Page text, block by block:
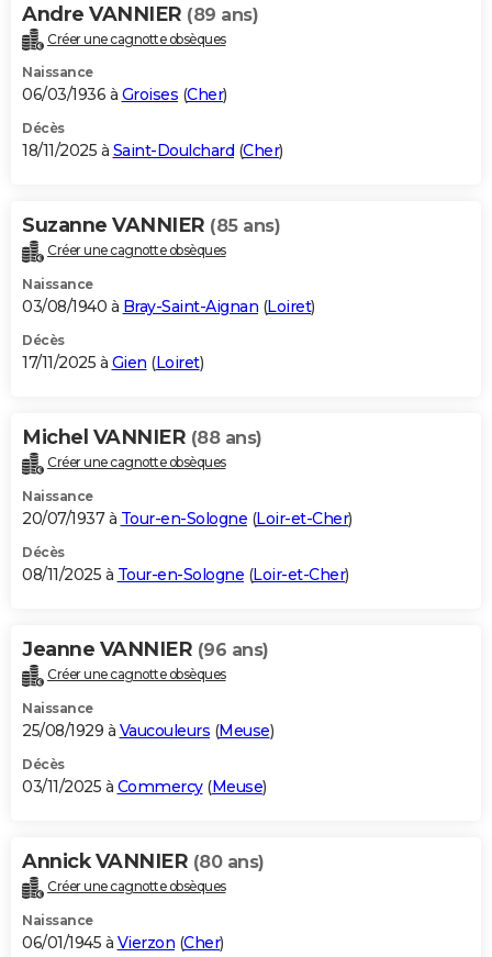
Andre VANNIER (89 ans)
Créer une cagnotte obsèques
Naissance
06/03/1936 à Groises (Cher)
Décès
18/11/2025 à Saint-Doulchard (Cher)
Suzanne VANNIER (85 ans)
Créer une cagnotte obsèques
Naissance
03/08/1940 à Bray-Saint-Aignan (Loiret)
Décès
17/11/2025 à Gien (Loiret)
Michel VANNIER (88 ans)
Créer une cagnotte obsèques
Naissance
20/07/1937 à Tour-en-Sologne (Loir-et-Cher)
Décès
08/11/2025 à Tour-en-Sologne (Loir-et-Cher)
Jeanne VANNIER (96 ans)
Créer une cagnotte obsèques
Naissance
25/08/1929 à Vaucouleurs (Meuse)
Décès
03/11/2025 à Commercy(Meuse)
Annick VANNIER (80 ans)
Créer une cagnotte obsèques
Naissance
06/01/1945 à Vierzon (Cher)